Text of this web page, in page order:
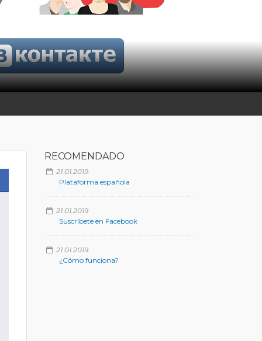
RECOMENDADO
21.01.2019
Plataforma española
21.01.2019
Suscríbete en Facebook
21.01.2019
¿Cómo funciona?